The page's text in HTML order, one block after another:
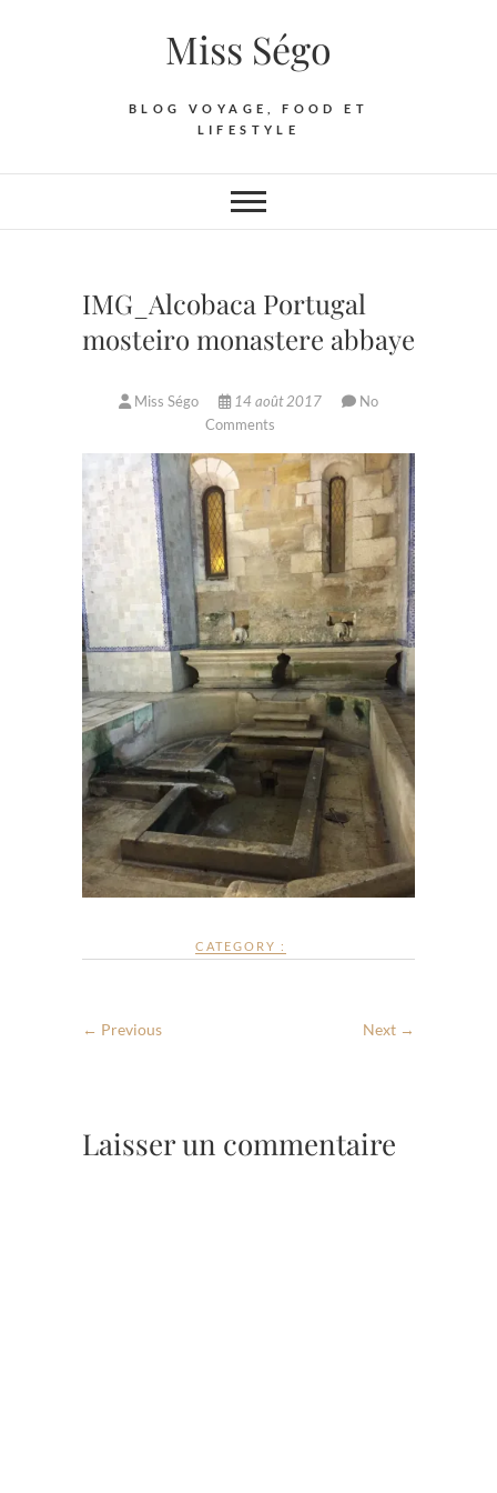
Miss Ségo
BLOG VOYAGE, FOOD ET
LIFESTYLE
IMG_Alcobaca Portugal
mosteiro monastere abbaye
Miss Ségo 14 août 2017
No
Comments
CATEGORY :
← Previous Next →
Laisser un commentaire